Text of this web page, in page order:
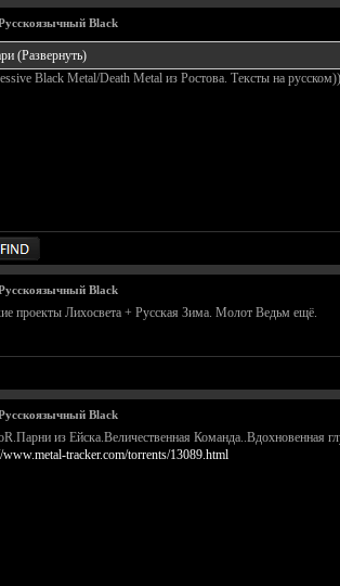
Black
(Развернуть)
Black Metal/Death Metal из Ростова. Тексты на
Black
проекты Лихосвета + Русская Зима. Молот Ведьм ещё.
Black
из Ейска.Величественная Команда..Вдохновенная
www.metal-tracker.com/torrents/13089.html